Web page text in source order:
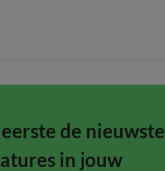
de nieuwste
in jouw